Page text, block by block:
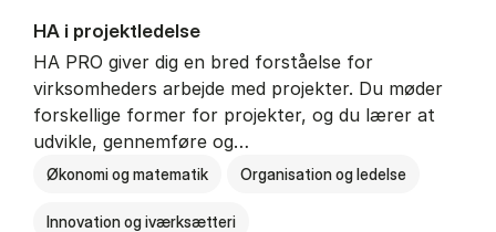
HA i pro­jekt­le­del­se
HA PRO giver dig en bred forståelse for
virksomheders arbejde med projekter. Du møder
forskellige former for projekter, og du lærer at
udvikle, gennemføre og…
Økonomi og matematik Organisation og ledelse
Innovation og iværksætteri